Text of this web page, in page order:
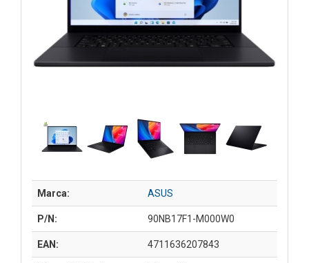
Marca: ASUS
P/N: 90NB17F1-M000W0
EAN: 4711636207843